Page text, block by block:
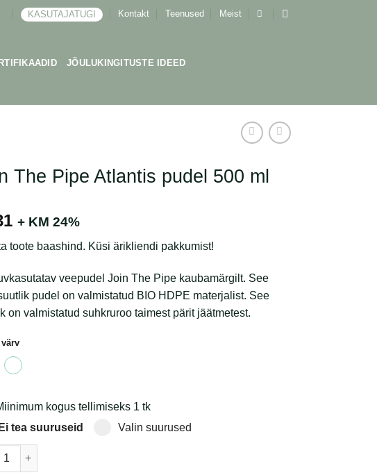
KASUTAJATUGI Kontakt Teenused Meist
JÕULUKINGITUSTE IDEED
The Pipe Atlantis pudel 500 ml
+ KM 24%
toote baashind. Küsi ärikliendi pakkumist!
veepudel Join The Pipe kaubamärgilt. See
pudel on valmistatud BIO HDPE materjalist. See
on valmistatud suhkruroo taimest pärit jäätmetest.
kogus tellimiseks 1 tk
Ei tea suuruseid
Valin suurused